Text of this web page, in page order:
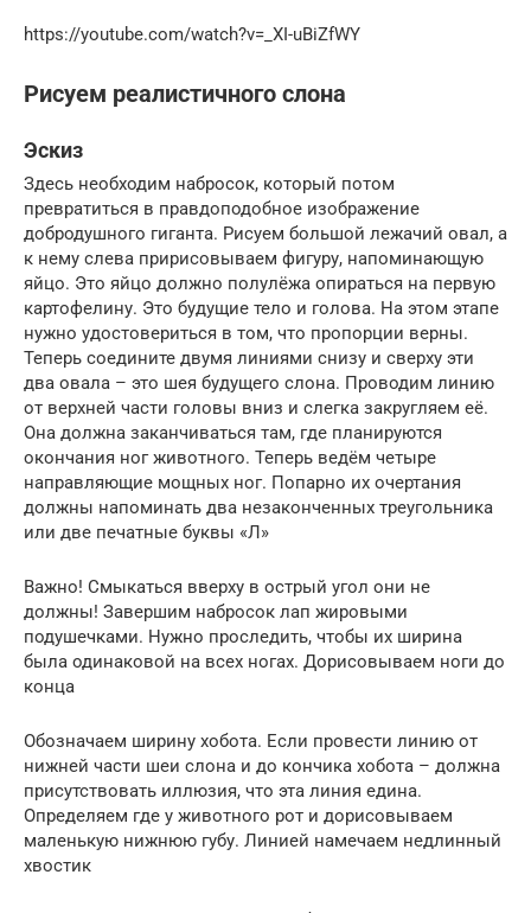
https://youtube.com/watch?v=_XI-uBiZfWY
Рисуем реалистичного слона
Эскиз
Здесь необходим набросок, который потом
превратиться в правдоподобное изображение
добродушного гиганта. Рисуем большой лежачий овал, а
к нему слева пририсовываем фигуру, напоминающую
яйцо. Это яйцо должно полулёжа опираться на первую
картофелину. Это будущие тело и голова. На этом этапе
нужно удостовериться в том, что пропорции верны.
Теперь соедините двумя линиями снизу и сверху эти
два овала – это шея будущего слона. Проводим линию
от верхней части головы вниз и слегка закругляем её.
Она должна заканчиваться там, где планируются
окончания ног животного. Теперь ведём четыре
направляющие мощных ног. Попарно их очертания
должны напоминать два незаконченных треугольника
или две печатные буквы «Л»
Важно! Смыкаться вверху в острый угол они не
должны! Завершим набросок лап жировыми
подушечками. Нужно проследить, чтобы их ширина
была одинаковой на всех ногах. Дорисовываем ноги до
конца
Обозначаем ширину хобота. Если провести линию от
нижней части шеи слона и до кончика хобота – должна
присутствовать иллюзия, что эта линия едина.
Определяем где у животного рот и дорисовываем
маленькую нижнюю губу. Линией намечаем недлинный
хвостик